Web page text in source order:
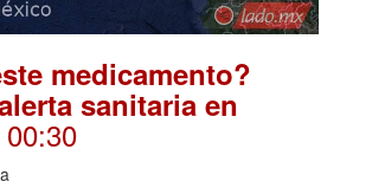
medicamento?
sanitaria en
00:30